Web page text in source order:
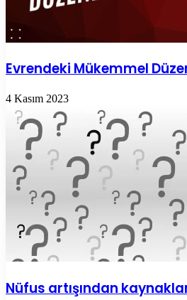
Evrendeki Mükemmel
4 Kasım 2023
Nüfus artışından